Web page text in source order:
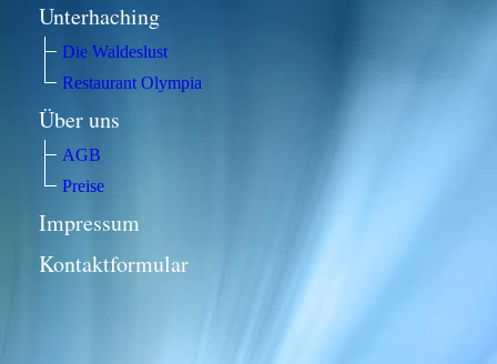
Unterhaching
Die Waldeslust
Restaurant Olympia
Über uns
AGB
Preise
Impressum
Kontaktformular